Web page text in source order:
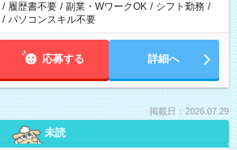
/ 履歴書不要 / 副業・WワークOK / シフト勤務 /
/ パソコンスキル不要
応募する 詳細へ
掲載日：2026.07.29
未読